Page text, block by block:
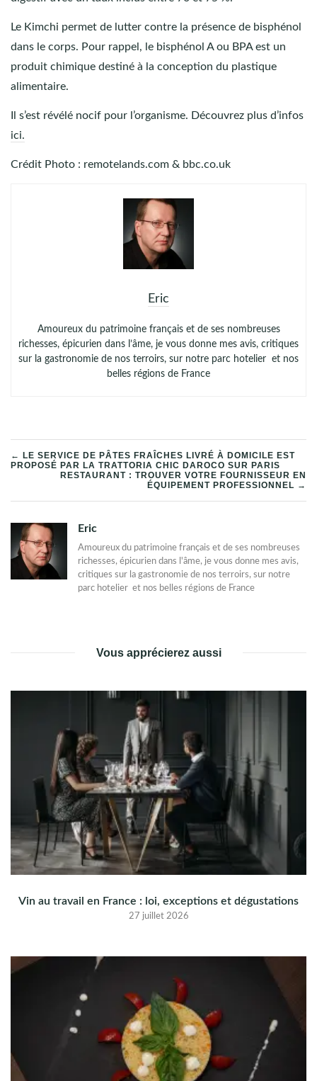
Le Kimchi permet de lutter contre la présence de bisphénol
dans le corps. Pour rappel, le bisphénol A ou BPA est un
produit chimique destiné à la conception du plastique
alimentaire.
Il s’est révélé nocif pour l’organisme. Découvrez plus d’infos
ici.
Crédit Photo : remotelands.com & bbc.co.uk
Eric
Amoureux du patrimoine français et de ses nombreuses
richesses, épicurien dans l’âme, je vous donne mes avis, critiques
sur la gastronomie de nos terroirs, sur notre parc hotelier et nos
belles régions de France
NAVIGATION
L’ARTICLE
← LE SERVICE DE PÂTES FRAÎCHES LIVRÉ À DOMICILE EST
PROPOSÉ PAR LA TRATTORIA CHIC DAROCO SUR PARIS
RESTAURANT : TROUVER VOTRE FOURNISSEUR EN
ÉQUIPEMENT PROFESSIONNEL →
Eric
Amoureux du patrimoine français et de ses nombreuses
richesses, épicurien dans l'âme, je vous donne mes avis,
critiques sur la gastronomie de nos terroirs, sur notre
parc hotelier et nos belles régions de France
Vous apprécierez aussi
Vin au travail en France : loi, exceptions et dégustations
27 juillet 2026